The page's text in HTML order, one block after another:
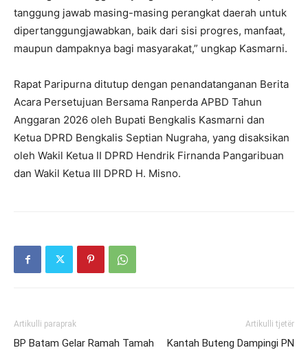
tanggung jawab masing-masing perangkat daerah untuk
dipertanggungjawabkan, baik dari sisi progres, manfaat,
maupun dampaknya bagi masyarakat,” ungkap Kasmarni.
Rapat Paripurna ditutup dengan penandatanganan Berita
Acara Persetujuan Bersama Ranperda APBD Tahun
Anggaran 2026 oleh Bupati Bengkalis Kasmarni dan
Ketua DPRD Bengkalis Septian Nugraha, yang disaksikan
oleh Wakil Ketua II DPRD Hendrik Firnanda Pangaribuan
dan Wakil Ketua III DPRD H. Misno.
Artikulli paraprak
BP Batam Gelar Ramah Tamah
Artikulli tjetër
Kantah Buteng Dampingi PN